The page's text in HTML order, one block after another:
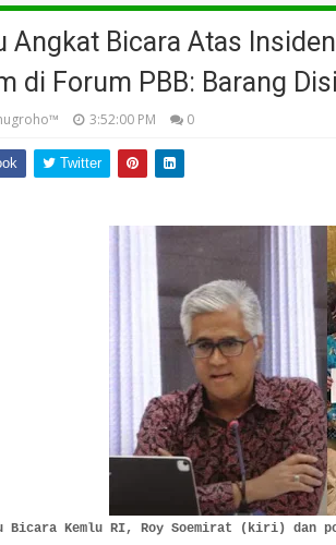
Angkat Bicara Atas
di Forum PBB: Barang
3:52:00 PM 0
Twitter
Bicara Kemlu RI, Roy Soemirat (kiri) dan